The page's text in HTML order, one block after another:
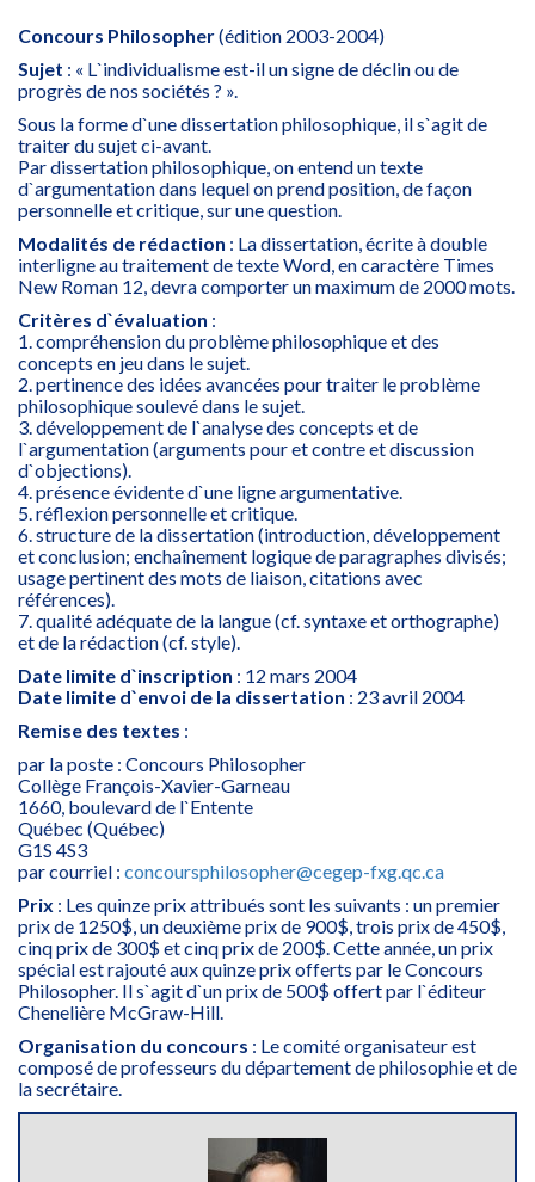
Concours Philosopher(édition 2003-2004)
Sujet : « L`individualisme est-il un signe de déclin ou de
progrès de nos sociétés ? ».
Sous la forme d`une dissertation philosophique, il s`agit de
traiter du sujet ci-avant.
Par dissertation philosophique, on entend un texte
d`argumentation dans lequel on prend position, de façon
personnelle et critique, sur une question.
Modalités de rédaction : La dissertation, écrite à double
interligne au traitement de texte Word, en caractère Times
New Roman 12, devra comporter un maximum de 2000 mots.
Critères d`évaluation :
1. compréhension du problème philosophique et des
concepts en jeu dans le sujet.
2. pertinence des idées avancées pour traiter le problème
philosophique soulevé dans le sujet.
3. développement de l`analyse des concepts et de
l`argumentation (arguments pour et contre et discussion
d`objections).
4. présence évidente d`une ligne argumentative.
5. réflexion personnelle et critique.
6. structure de la dissertation (introduction, développement
et conclusion; enchaînement logique de paragraphes divisés;
usage pertinent des mots de liaison, citations avec
références).
7. qualité adéquate de la langue (cf. syntaxe et orthographe)
et de la rédaction (cf. style).
Date limite d`inscription : 12 mars 2004
Date limite d`envoi de la dissertation : 23 avril 2004
Remise des textes :
par la poste : Concours Philosopher
Collège François-Xavier-Garneau
1660, boulevard de l`Entente
Québec (Québec)
G1S 4S3
par courriel : concoursphilosopher@cegep-fxg.qc.ca
Prix : Les quinze prix attribués sont les suivants : un premier
prix de 1250$, un deuxième prix de 900$, trois prix de 450$,
cinq prix de 300$ et cinq prix de 200$. Cette année, un prix
spécial est rajouté aux quinze prix offerts par le Concours
Philosopher. Il s`agit d`un prix de 500$ offert par l`éditeur
Chenelière McGraw-Hill.
Organisation du concours : Le comité organisateur est
composé de professeurs du département de philosophie et de
la secrétaire.